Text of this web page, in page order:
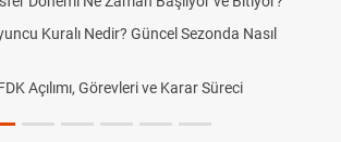
Kuralı Nedir? Güncel Sezonda Nasıl
Açılımı, Görevleri ve Karar Süreci